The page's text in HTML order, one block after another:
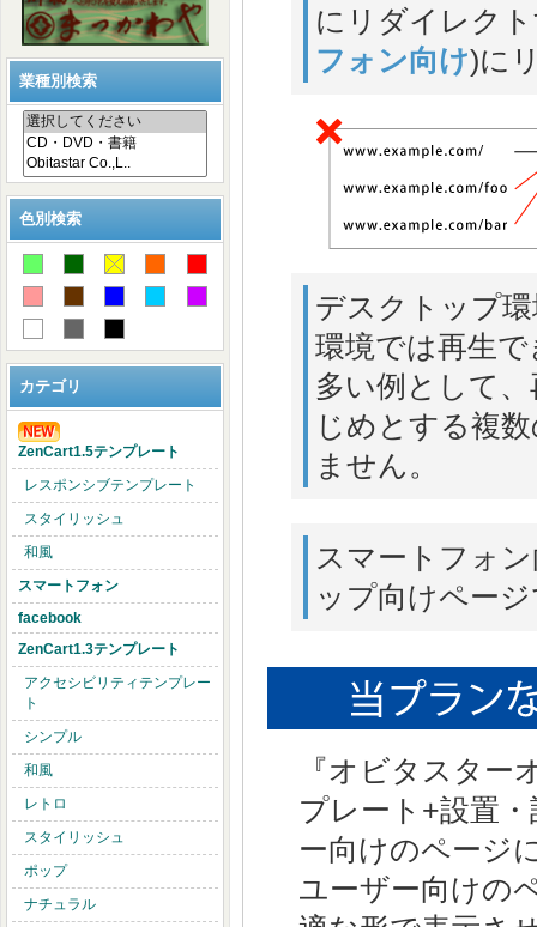
業種別検索
色別検索
カテゴリ
ZenCart1.5テンプレート
レスポンシブテンプレート
スタイリッシュ
和風
スマートフォン
facebook
ZenCart1.3テンプレート
アクセシビリティテンプレー
ト
シンプル
和風
レトロ
スタイリッシュ
ポップ
ナチュラル
にリダイレク
フォン向け)に
デスクトップ
環境では再生
多い例として
じめとする複
ません。
スマートフォ
ップ向けペー
『オビタスタ
プレート+設置
ー向けのページ
ユーザー向けの